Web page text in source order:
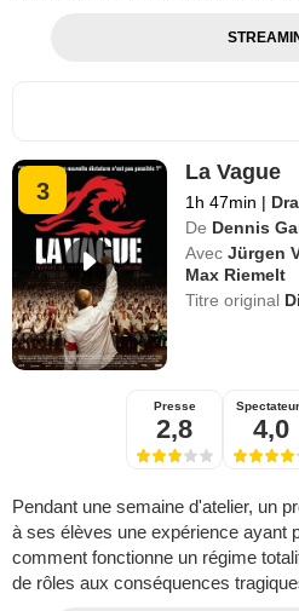
3
La Vague
1h 47min |
De Dennis
Avec Jürgen
Max Riemelt
Titre original
Presse
2,8 4,0
Pendant une semaine d'atelier, un
à ses élèves une expérience ayant
comment fonctionne un régime
de rôles aux conséquences